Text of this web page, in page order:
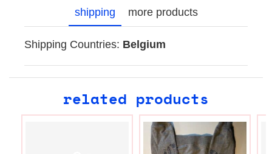
shipping more products
Shipping Countries: Belgium
related products